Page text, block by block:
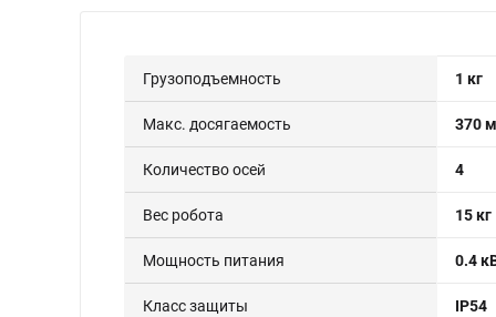
Грузоподъемность 1 кг
Макс. досягаемость 370
Количество осей 4
Вес робота 15 кг
Мощность питания 0.4
Класс защиты IP54